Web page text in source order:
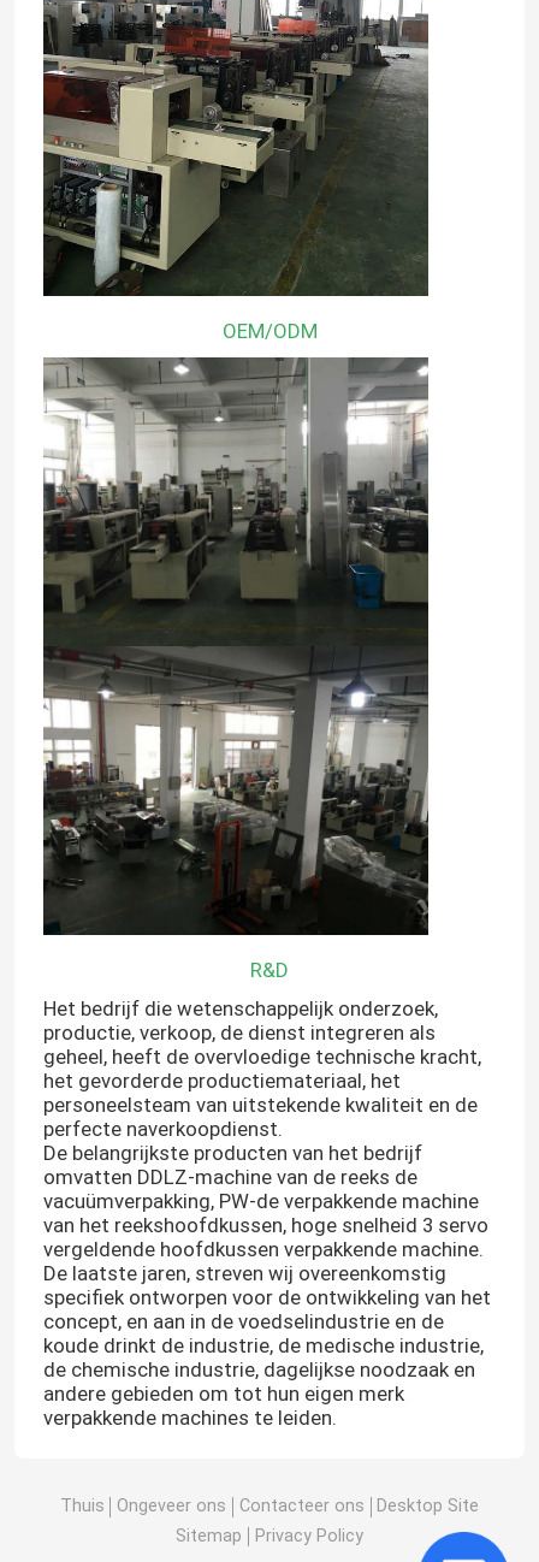
Huis
OEM/ODM
R&D
Het bedrijf die wetenschappelijk onderzoek,
productie, verkoop, de dienst integreren als
geheel, heeft de overvloedige technische kracht,
het gevorderde productiemateriaal, het
personeelsteam van uitstekende kwaliteit en de
perfecte naverkoopdienst.
De belangrijkste producten van het bedrijf
omvatten DDLZ-machine van de reeks de
vacuümverpakking, PW-de verpakkende machine
van het reekshoofdkussen, hoge snelheid 3 servo
vergeldende hoofdkussen verpakkende machine.
De laatste jaren, streven wij overeenkomstig
specifiek ontworpen voor de ontwikkeling van het
concept, en aan in de voedselindustrie en de
koude drinkt de industrie, de medische industrie,
de chemische industrie, dagelijkse noodzaak en
andere gebieden om tot hun eigen merk
verpakkende machines te leiden.
Thuis Ongeveer ons Contacteer ons
Desktop Site
Sitemap
Privacy Policy